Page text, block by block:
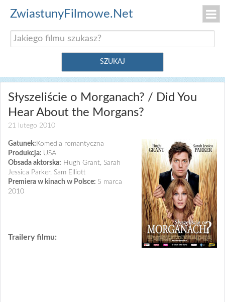
ZwiastunyFilmowe.Net
Słyszeliście o Morganach? / Did You
Hear About the Morgans?
21 lutego 2010
Gatunek: Komedia romantyczna
Produkcja: USA
Obsada aktorska: Hugh Grant, Sarah
Jessica Parker, Sam Elliott
Premiera w kinach w Polsce: 5 marca
2010
Trailery filmu: